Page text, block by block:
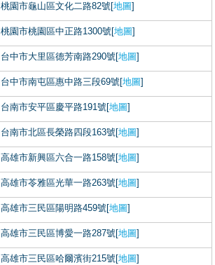
桃園市龜山區文化二路82號[地圖]
桃園市桃園區中正路1300號[地圖]
台中市大里區德芳南路290號[地圖]
台中市南屯區惠中路三段69號[地圖]
台南市安平區慶平路191號[地圖]
台南市北區長榮路四段163號[地圖]
高雄市新興區六合一路158號[地圖]
高雄市苓雅區光華一路263號[地圖]
高雄市三民區陽明路459號[地圖]
高雄市三民區博愛一路287號[地圖]
高雄市三民區哈爾濱街215號[地圖]